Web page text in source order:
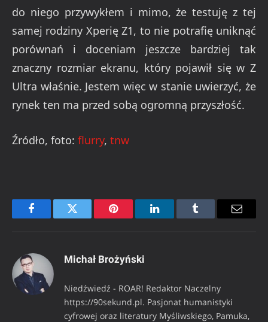
do niego przywykłem i mimo, że testuję z tej
samej rodziny Xperię Z1, to nie potrafię uniknąć
porównań i doceniam jeszcze bardziej tak
znaczny rozmiar ekranu, który pojawił się w Z
Ultra właśnie. Jestem więc w stanie uwierzyć, że
rynek ten ma przed sobą ogromną przyszłość.
Źródło, foto: flurry, tnw
FacebookTwitter Pinterest LinkedInTumblr Email
Michał Brożyński
Niedźwiedź - ROAR! Redaktor Naczelny
https://90sekund.pl. Pasjonat humanistyki
cyfrowej oraz literatury Myśliwskiego, Pamuka,